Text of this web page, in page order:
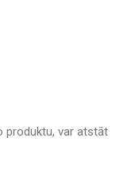
produktu, var atstāt